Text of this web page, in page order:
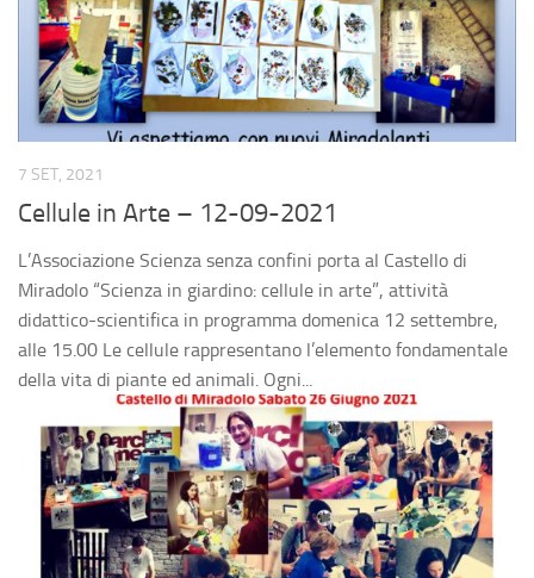
7 SET, 2021
Cellule in Arte – 12-09-2021
L’Associazione Scienza senza confini porta al Castello di
Miradolo “Scienza in giardino: cellule in arte”, attività
didattico-scientifica in programma domenica 12 settembre,
alle 15.00 Le cellule rappresentano l’elemento fondamentale
della vita di piante ed animali. Ogni...